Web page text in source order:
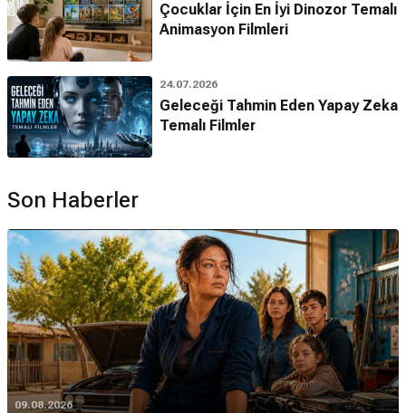
Çocuklar İçin En İyi Dinozor Temalı
Animasyon Filmleri
24.07.2026
Geleceği Tahmin Eden Yapay Zeka
Temalı Filmler
Son Haberler
09.08.2026